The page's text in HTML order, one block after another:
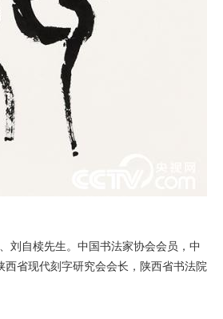
刘自椟先生。中国书法家协会会员，中
省现代刻字研究会会长，陕西省书法院